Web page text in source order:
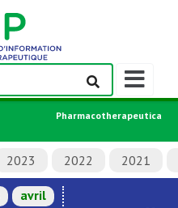
Afficher/
la
de
navigation
Pharmacotherapeutica
2023 2022 2021
avril